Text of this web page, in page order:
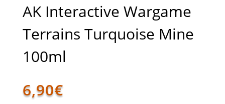
AK Interactive Wargame
Terrains Turquoise Mine
100ml
6,90€